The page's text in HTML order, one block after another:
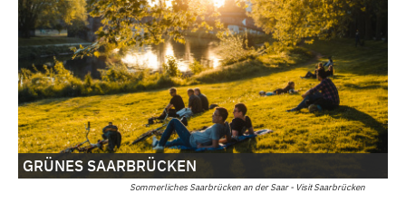
Sommerliches Saarbrücken an der Saar - Visit Saarbrücken
GRÜNES SAARBRÜCKEN